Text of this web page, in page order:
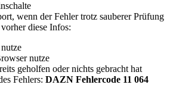
wenn der Fehler trotz sauberer Prüfung
diese Infos:
nutze
geholfen oder nichts gebracht hat
Fehlers: DAZN Fehlercode 11 064